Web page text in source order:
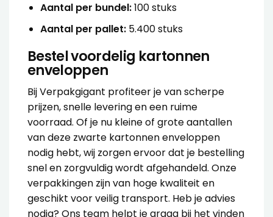
Aantal per bundel:100 stuks
Aantal per pallet:5.400 stuks
Bestel voordelig kartonnen
enveloppen
Bij Verpakgigant profiteer je van scherpe
prijzen, snelle levering en een ruime
voorraad. Of je nu kleine of grote aantallen
van deze zwarte kartonnen enveloppen
nodig hebt, wij zorgen ervoor dat je bestelling
snel en zorgvuldig wordt afgehandeld. Onze
verpakkingen zijn van hoge kwaliteit en
geschikt voor veilig transport. Heb je advies
nodig? Ons team helpt je graag bij het vinden